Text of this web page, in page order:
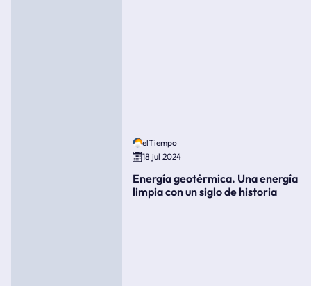
elTiempo
18 jul 2024
Energía geotérmica. Una energía
limpia con un siglo de historia